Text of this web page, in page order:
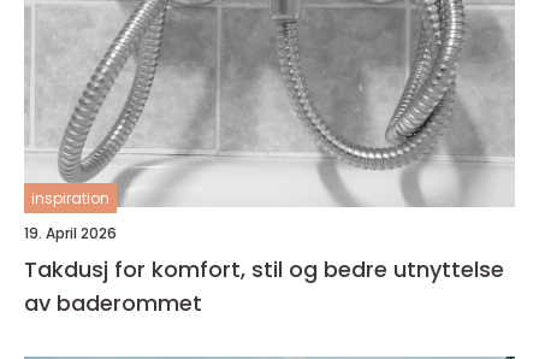
inspiration
19. April 2026
Takdusj for komfort, stil og bedre utnyttelse
av baderommet